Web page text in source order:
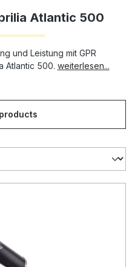
Atlantic 500
und Leistung mit GPR
Atlantic 500. weiterlesen...